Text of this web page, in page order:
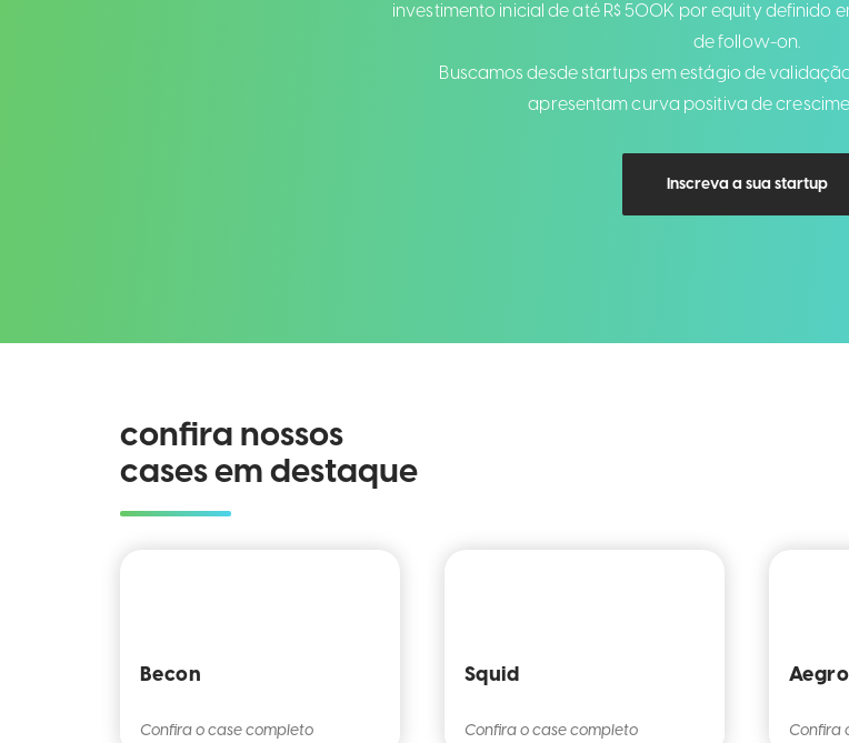
investimento inicial de até R$ 500K por equity definido
de follow-on.
Buscamos desde startups em estágio de
apresentam curva positiva de
Inscreva a sua startup
confira nossos
cases em destaque
Becon
Confira o case completo
Squid
Confira o case completo
Aegro
Confira